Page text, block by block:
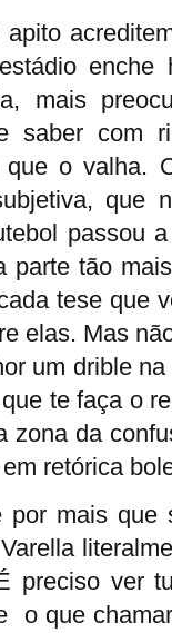
mais
saber com
o valha.
que
passou
parte tão
tese que
elas. Mas
um drible
te faça o
zona da
retórica
mais que
preciso ver
o que